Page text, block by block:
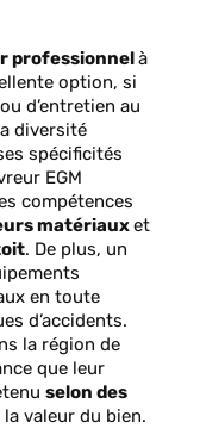
professionnelà
option, si
d’entretien au
diversité
spécificités
EGM
compétences
matériauxet
. De plus, un
en toute
d’accidents.
la région de
que leur
selon des
valeur du bien.